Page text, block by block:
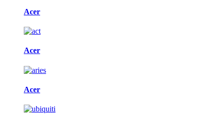
Acer
Acer
Acer